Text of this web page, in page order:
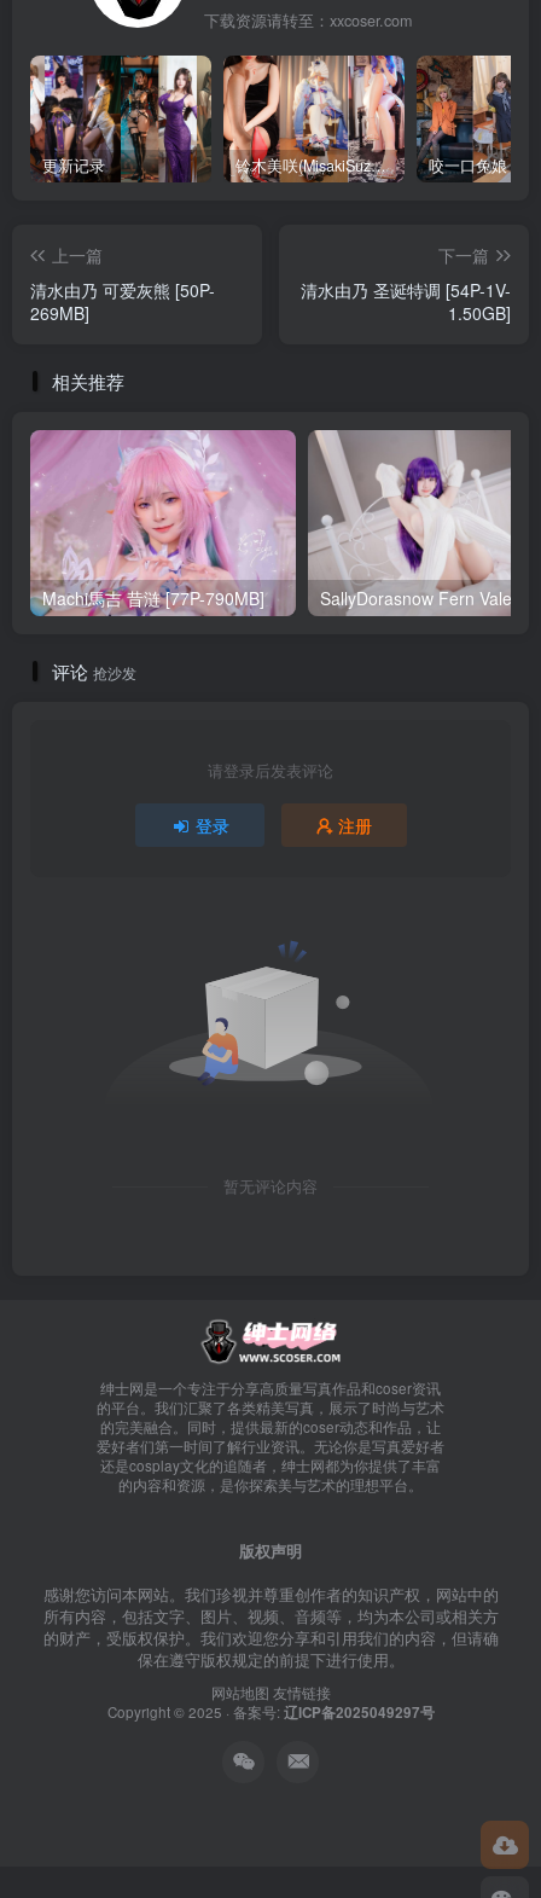
下载资源请转至：xxcoser.com
更新记录 铃木美咲(MisakiSuzuki) 合集下载 咬一口兔娘 合
上一篇
清水由乃 可爱灰熊 [50P-
269MB]
下一篇
清水由乃 圣诞特调 [54P-1V-
1.50GB]
相关推荐
Machi馬吉 昔涟 [77P-790MB]
评论 抢沙发
请登录后发表评论
登录 注册
暂无评论内容
绅士网是一个专注于分享高质量写真作品和coser资讯
的平台。我们汇聚了各类精美写真，展示了时尚与艺术
的完美融合。同时，提供最新的coser动态和作品，让
爱好者们第一时间了解行业资讯。无论你是写真爱好者
还是cosplay文化的追随者，绅士网都为你提供了丰富
的内容和资源，是你探索美与艺术的理想平台。
版权声明
感谢您访问本网站。我们珍视并尊重创作者的知识产权，网站中的
所有内容，包括文字、图片、视频、音频等，均为本公司或相关方
的财产，受版权保护。我们欢迎您分享和引用我们的内容，但请确
保在遵守版权规定的前提下进行使用。
网站地图 友情链接
Copyright © 2025 · 备案号: 辽ICP备2025049297号